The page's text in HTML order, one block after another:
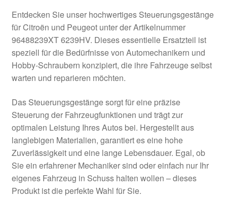
Datenschutz-Bestimmungen
Impressum
Kontakt
Lieferung
Mein Konto
Über uns
Entdecken Sie unser hochwertiges Steuerungsgestänge
für Citroën und Peugeot unter der Artikelnummer
96488239XT 6239HV. Dieses essentielle Ersatzteil ist
speziell für die Bedürfnisse von Automechanikern und
Hobby-Schraubern konzipiert, die ihre Fahrzeuge selbst
warten und reparieren möchten.
Das Steuerungsgestänge sorgt für eine präzise
Steuerung der Fahrzeugfunktionen und trägt zur
optimalen Leistung Ihres Autos bei. Hergestellt aus
langlebigen Materialien, garantiert es eine hohe
Zuverlässigkeit und eine lange Lebensdauer. Egal, ob
Sie ein erfahrener Mechaniker sind oder einfach nur Ihr
eigenes Fahrzeug in Schuss halten wollen – dieses
Produkt ist die perfekte Wahl für Sie.